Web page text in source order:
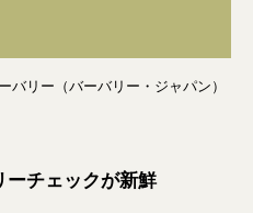
バリー（バーバリー・ジャパン）
ーチェックが新鮮